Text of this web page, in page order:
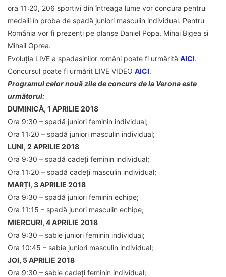
ora 11:20, 206 sportivi din întreaga lume vor concura pentru
medalii în proba de spadă juniori masculin individual. Pentru
România vor fi prezenți pe planșe Daniel Popa, Mihai Bigea și
Mihail Oprea.
Evoluția LIVE a spadasinilor români poate fi urmărită AICI.
Concursul poate fi urmărit LIVE VIDEO AICI.
Programul celor nouă zile de concurs de la Verona este
următorul:
DUMINICĂ, 1 APRILIE 2018
Ora 9:30 – spadă juniori feminin individual;
Ora 11:20 – spadă juniori masculin individual;
LUNI, 2 APRILIE 2018
Ora 9:30 – spadă cadeți feminin individual;
Ora 11:20 – spadă cadeți masculin individual;
MARȚI, 3 APRILIE 2018
Ora 9:30 – spadă juniori feminin echipe;
Ora 11:15 – spadă junori masculin echipe;
MIERCURI, 4 APRILIE 2018
Ora 9:30 – sabie juniori feminin individual;
Ora 10:45 – sabie juniori masculin individual;
JOI, 5 APRILIE 2018
Ora 9:30 – sabie cadeți feminin individual;